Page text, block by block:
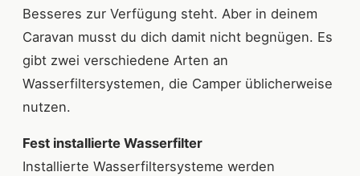
Besseres zur Verfügung steht. Aber in deinem
Caravan musst du dich damit nicht begnügen. Es
gibt zwei verschiedene Arten an
Wasserfiltersystemen, die Camper üblicherweise
nutzen.
Fest installierte Wasserfilter
Installierte Wasserfiltersysteme werden